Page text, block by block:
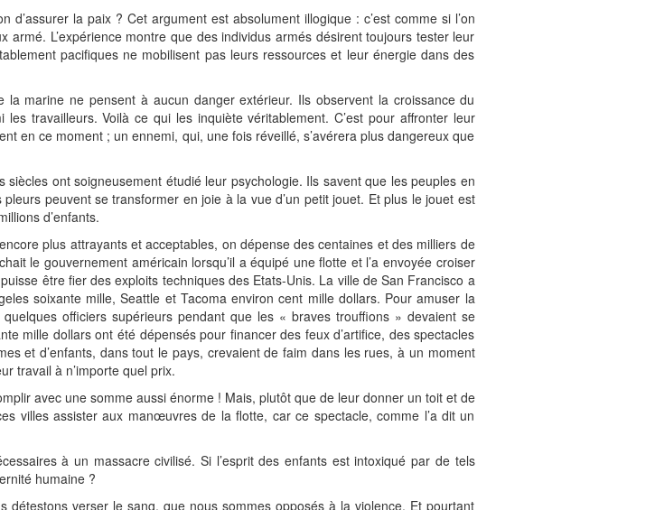
la paix ? Cet argument est absolument illogique : c’est comme si l’on
L’expérience montre que des individus armés désirent toujours tester leur
pacifiques ne mobilisent pas leurs ressources et leur énergie dans des
la marine ne pensent à aucun danger extérieur. Ils observent la croissance du
travailleurs. Voilà ce qui les inquiète véritablement. C’est pour affronter leur
en ce moment ; un ennemi, qui, une fois réveillé, s’avérera plus dangereux que
ont soigneusement étudié leur psychologie. Ils savent que les peuples en
peuvent se transformer en joie à la vue d’un petit jouet. Et plus le jouet est
d’enfants.
plus attrayants et acceptables, on dépense des centaines et des milliers de
le gouvernement américain lorsqu’il a équipé une flotte et l’a envoyée croiser
être fier des exploits techniques des Etats-Unis. La ville de San Francisco a
soixante mille, Seattle et Tacoma environ cent mille dollars. Pour amuser la
officiers supérieurs pendant que les « braves trouffions » devaient se
mille dollars ont été dépensés pour financer des feux d’artifice, des spectacles
et d’enfants, dans tout le pays, crevaient de faim dans les rues, à un moment
travail à n’importe quel prix.
avec une somme aussi énorme ! Mais, plutôt que de leur donner un toit et de
villes assister aux manœuvres de la flotte, car ce spectacle, comme l’a dit un
à un massacre civilisé. Si l’esprit des enfants est intoxiqué par de tels
humaine ?
verser le sang, que nous sommes opposés à la violence. Et pourtant